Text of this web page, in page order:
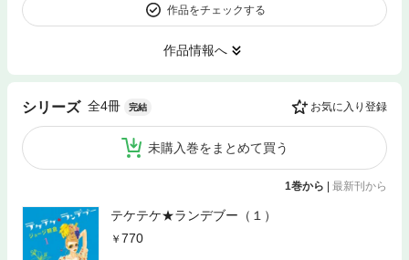
作品をチェックする
作品情報へ
シリーズ 全4冊 完結 お気に入り登録
未購入巻をまとめて買う
1巻から | 最新刊から
テケテケ★ランデブー（１）
770